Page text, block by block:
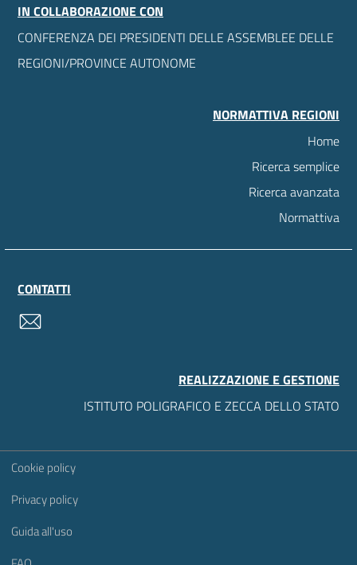
IN COLLABORAZIONE CON
CONFERENZA DEI PRESIDENTI DELLE ASSEMBLEE DELLE
REGIONI/PROVINCE AUTONOME
NORMATTIVA REGIONI
Home
Ricerca semplice
Ricerca avanzata
Normattiva
CONTATTI
REALIZZAZIONE E GESTIONE
ISTITUTO POLIGRAFICO E ZECCA DELLO STATO
Sezione Link Utili
Cookie policy
Privacy policy
Guida all'uso